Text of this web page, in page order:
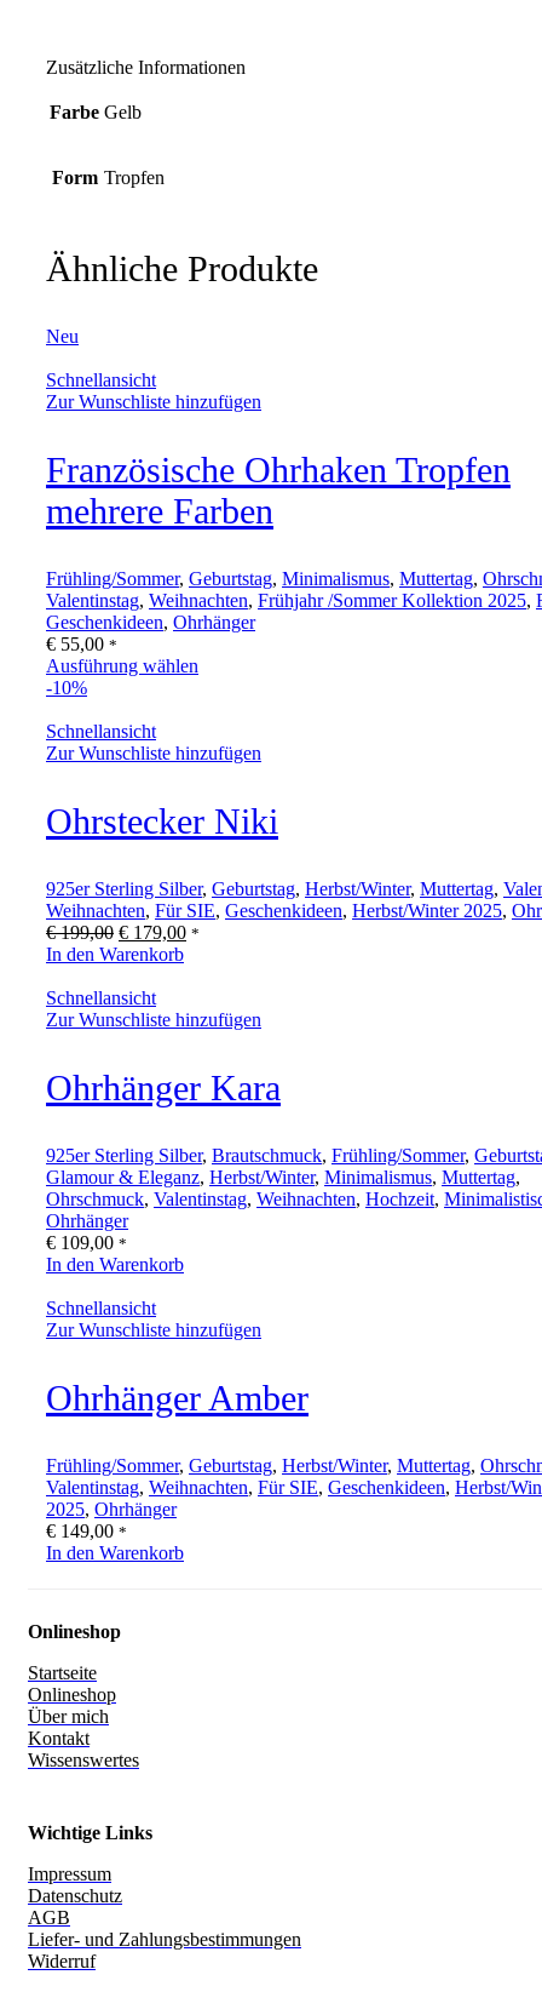
Zusätzliche Informationen
Farbe Gelb
Form Tropfen
Ähnliche Produkte
Neu
Schnellansicht
Zur Wunschliste hinzufügen
Französische Ohrhaken Tropfen
mehrere Farben
Frühling/Sommer, Geburtstag, Minimalismus, Muttertag,
Valentinstag, Weihnachten, Frühjahr /Sommer Kollektion 2025,
Geschenkideen, Ohrhänger
€ 55,00 *
Ausführung wählen
-10%
Schnellansicht
Zur Wunschliste hinzufügen
Ohrstecker Niki
925er Sterling Silber, Geburtstag, Herbst/Winter, Muttertag,
Weihnachten, Für SIE, Geschenkideen, Herbst/Winter 2025,
€199,00 Ursprünglicher
Preis
€ 199,00
€ 179,00Aktueller
*
In den Warenkorb
Schnellansicht
Zur Wunschliste hinzufügen
Ohrhänger Kara
925er Sterling Silber, Brautschmuck, Frühling/Sommer,
Glamour & Eleganz, Herbst/Winter, Minimalismus, Muttertag,
Ohrschmuck, Valentinstag, Weihnachten, Hochzeit,
Ohrhänger
€ 109,00 *
In den Warenkorb
Schnellansicht
Zur Wunschliste hinzufügen
Ohrhänger Amber
Frühling/Sommer, Geburtstag, Herbst/Winter, Muttertag,
Valentinstag, Weihnachten, Für SIE, Geschenkideen, Herbst/
2025, Ohrhänger
€ 149,00 *
In den Warenkorb
Onlineshop
Startseite
Onlineshop
Über mich
Kontakt
Wissenswertes
Wichtige Links
Impressum
Datenschutz
AGB
Liefer- und Zahlungsbestimmungen
Widerruf